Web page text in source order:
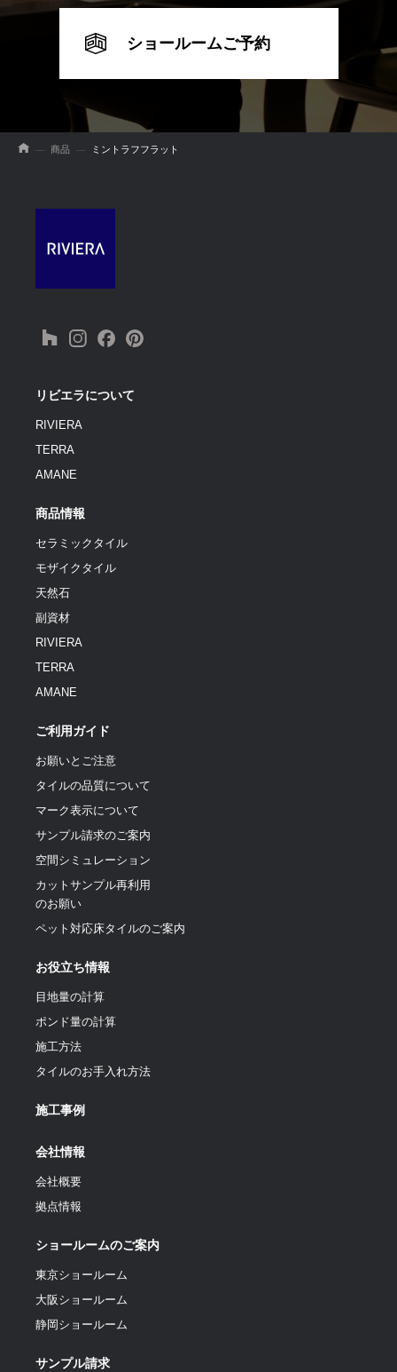
ショールームご予約
商品 ミントラフフラット
リビエラについて
RIVIERA
TERRA
AMANE
商品情報
セラミックタイル
モザイクタイル
天然石
副資材
RIVIERA
TERRA
AMANE
ご利用ガイド
お願いとご注意
タイルの品質について
マーク表示について
サンプル請求のご案内
空間シミュレーション
カットサンプル再利用
のお願い
ペット対応床タイルのご案内
お役立ち情報
目地量の計算
ポンド量の計算
施工方法
タイルのお手入れ方法
施工事例
会社情報
会社概要
拠点情報
ショールームのご案内
東京ショールーム
大阪ショールーム
静岡ショールーム
サンプル請求